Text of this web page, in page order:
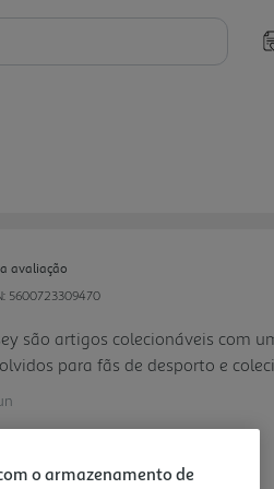
avaliação
5600723309470
são artigos colecionáveis com
para fãs de desporto e
modernas e bem acabadas.
Jersey destacam-se como
o armazenamento de